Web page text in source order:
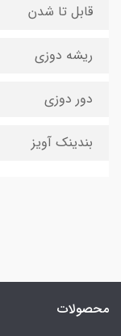
قابل تا شدن
ریشه دوزی
دور دوزی
بندینک آویز
محصولات